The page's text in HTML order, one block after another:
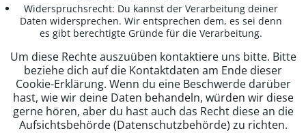
Widerspruchsrecht: Du kannst der Verarbeitung deiner
Daten widersprechen. Wir entsprechen dem, es sei denn
es gibt berechtigte Gründe für die Verarbeitung.
Um diese Rechte auszuüben kontaktiere uns bitte. Bitte
beziehe dich auf die Kontaktdaten am Ende dieser
Cookie-Erklärung. Wenn du eine Beschwerde darüber
hast, wie wir deine Daten behandeln, würden wir diese
gerne hören, aber du hast auch das Recht diese an die
Aufsichtsbehörde (Datenschutzbehörde) zu richten.